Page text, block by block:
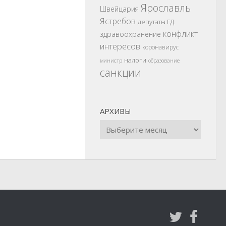
Швейцария Ярославль
Ястребов депутаты ГД
здравоохранение конфликт
интересов коронавирус
министр налоги образование
санкции
АРХИВЫ